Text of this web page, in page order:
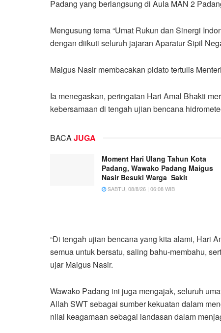
Padang yang berlangsung di Aula MAN 2
Mengusung tema “Umat Rukun dan Sinergi
dengan diikuti seluruh jajaran Aparatur Sipil
Maigus Nasir membacakan pidato tertulis
Ia menegaskan, peringatan Hari Amal Bhakti
kebersamaan di tengah ujian bencana
BACAJUGA
Moment Hari Ulang Tahun Kota
Padang, Wawako Padang Maigus
Nasir Besuki Warga Sakit
SABTU, 08/8/26 | 06:08 WIB
“Di tengah ujian bencana yang kita alami, Hari
semua untuk bersatu, saling bahu-membahu,
ujar Maigus Nasir.
Wawako Padang ini juga mengajak, seluruh
Allah SWT sebagai sumber kekuatan dalam
nilai keagamaan sebagai landasan dalam